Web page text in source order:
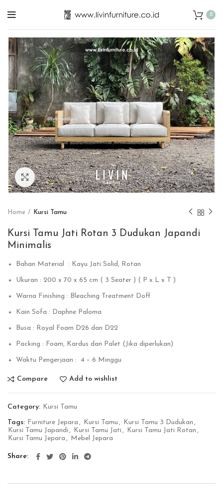
0
Click to enlarge
Home Kursi Tamu
Kursi Tamu Jati Rotan 3 Dudukan Japandi
Minimalis
Bahan Material : Kayu Jati Solid, Rotan
Ukuran : 200 x 70 x 65 cm ( 3 Seater ) ( P x L x T )
Warna Finishing : Bleaching Treatment Doff
Kain Sofa : Daphne Paloma
Busa : Royal Foam D26 dan D22
Packing : Foam, Kardus dan Palet (Jika diperlukan)
Waktu Pengerjaan : 4 – 6 Minggu
Compare Add to wishlist
Category: Kursi Tamu
Tags: Furniture Jepara , Kursi Tamu , Kursi Tamu 3 Dudukan ,
Kursi Tamu Japandi , Kursi Tamu Jati , Kursi Tamu Jati Rotan ,
Kursi Tamu Jepara , Mebel Jepara
Share